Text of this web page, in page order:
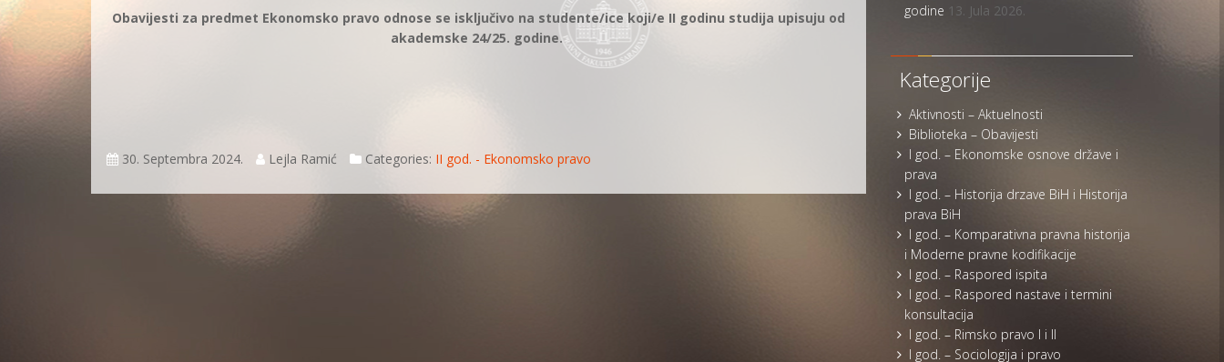
Obavijesti za predmet Ekonomsko pravo odnose se isključivo na studente/ice koji/e II godinu studija upisuju od
akademske 24/25. godine.
30. Septembra 2024. Lejla Ramić Categories: II god. - Ekonomsko pravo
godine 13. Jula 2026.
Kategorije
Aktivnosti – Aktuelnosti
Biblioteka – Obavijesti
I god. – Ekonomske osnove države i
prava
I god. – Historija drzave BiH i Historija
prava BiH
I god. – Komparativna pravna historija
i Moderne pravne kodifikacije
I god. – Raspored ispita
I god. – Raspored nastave i termini
konsultacija
I god. – Rimsko pravo I i II
I god. – Sociologija i pravo